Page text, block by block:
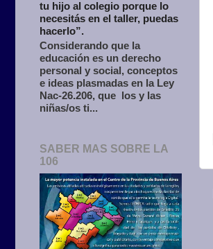
tu hijo al colegio porque lo
necesitás en el taller, puedas
hacerlo”.
Considerando que la
educación es un derecho
personal y social, conceptos
e ideas plasmadas en la Ley
Nac-26.206, que los y las
niñas/os ti...
SABER MAS SOBRE LA
106